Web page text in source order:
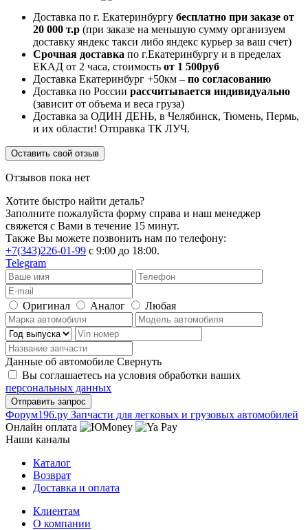
Доставка по г. Екатеринбургу бесплатно при заказе от
20 000 т.р (при заказе на меньшую сумму организуем
доставку яндекс такси либо яндекс курьер за ваш счет)
Срочная доставка по г.Екатеринбургу и в пределах
ЕКАД от 2 часа, стоимость от 1 500руб
Доставка Екатеринбург +50км – по согласованию
Доставка по России рассчитывается индивидуально
(зависит от объема и веса груза)
Доставка за ОДИН ДЕНЬ, в Челябинск, Тюмень, Пермь,
и их области! Отправка ТК ЛУЧ.
Оставить свой отзыв
Отзывов пока нет
Хотите быстро найти деталь?
Заполните пожалуйста форму справа и наш менеджер
свяжется с Вами в течение 15 минут.
Также Вы можете позвонить нам по телефону:
+7(343)226-01-99 с 9:00 до 18:00.
Telegram
Оригинал Аналог Любая
Данные об автомобиле Свернуть
Вы соглашаетесь на условия обработки ваших
персональных данных
Фoрум196.ру Запчасти для легковых и грузовых автомобилей
Онлайн оплата
Наши каналы
Каталог
Возврат
Доставка и оплата
Клиентам
О компании